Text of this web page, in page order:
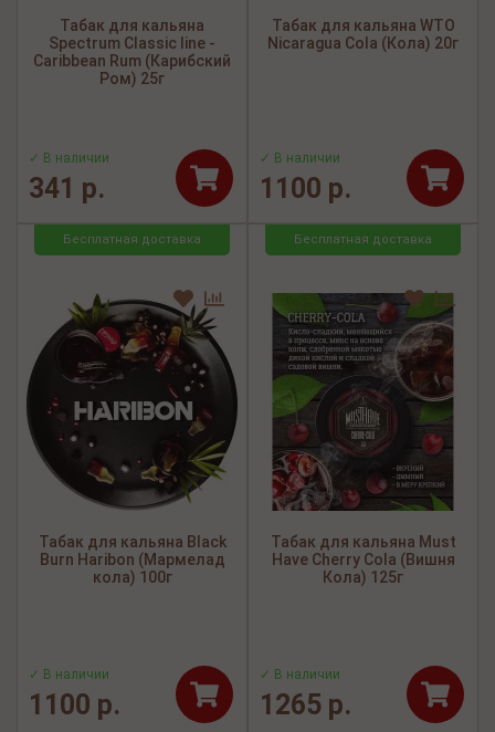
Табак для кальяна
Spectrum Classic line -
Caribbean Rum (Карибский
Ром) 25г
✓ В наличии
341 р.
Табак для кальяна WTO
Nicaragua Cola (Кола) 20г
✓ В наличии
1100 р.
Бесплатная доставка
Табак для кальяна Black
Burn Haribon (Мармелад
кола) 100г
✓ В наличии
1100 р.
Бесплатная доставка
Табак для кальяна Must
Have Cherry Cola (Вишня
Кола) 125г
✓ В наличии
1265 р.